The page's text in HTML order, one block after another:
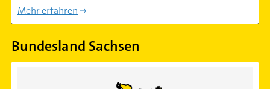
Mehr erfahren
Bundesland Sachsen